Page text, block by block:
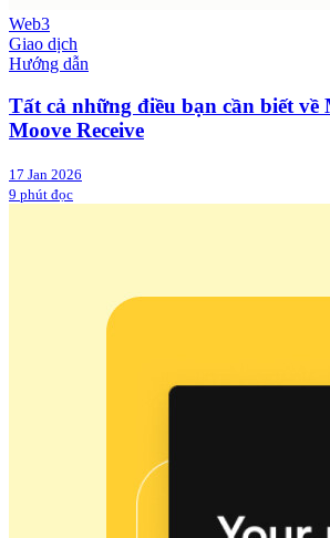
Web3
Giao dịch
Hướng dẫn
Tất cả những điều bạn cần biết về
Moove Receive
17 Jan 2026
9 phút đọc